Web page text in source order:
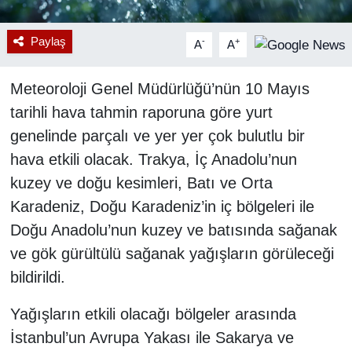
Paylaş A- A+
Meteoroloji Genel Müdürlüğü’nün 10 Mayıs
tarihli hava tahmin raporuna göre yurt
genelinde parçalı ve yer yer çok bulutlu bir
hava etkili olacak. Trakya, İç Anadolu’nun
kuzey ve doğu kesimleri, Batı ve Orta
Karadeniz, Doğu Karadeniz’in iç bölgeleri ile
Doğu Anadolu’nun kuzey ve batısında sağanak
ve gök gürültülü sağanak yağışların görüleceği
bildirildi.
Yağışların etkili olacağı bölgeler arasında
İstanbul’un Avrupa Yakası ile Sakarya ve